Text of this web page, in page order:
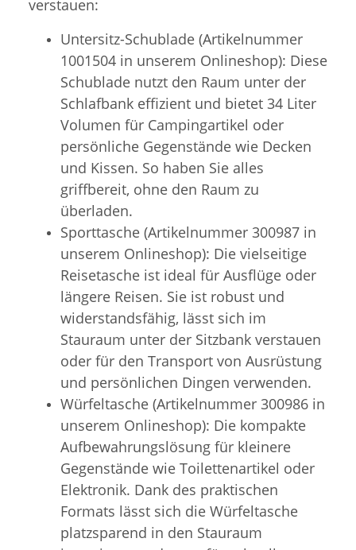
verstauen:
Untersitz-Schublade (Artikelnummer
1001504 in unserem Onlineshop): Diese
Schublade nutzt den Raum unter der
Schlafbank effizient und bietet 34 Liter
Volumen für Campingartikel oder
persönliche Gegenstände wie Decken
und Kissen. So haben Sie alles
griffbereit, ohne den Raum zu
überladen.
Sporttasche (Artikelnummer 300987 in
unserem Onlineshop): Die vielseitige
Reisetasche ist ideal für Ausflüge oder
längere Reisen. Sie ist robust und
widerstandsfähig, lässt sich im
Stauraum unter der Sitzbank verstauen
oder für den Transport von Ausrüstung
und persönlichen Dingen verwenden.
Würfeltasche (Artikelnummer 300986 in
unserem Onlineshop): Die kompakte
Aufbewahrungslösung für kleinere
Gegenstände wie Toilettenartikel oder
Elektronik. Dank des praktischen
Formats lässt sich die Würfeltasche
platzsparend in den Stauraum